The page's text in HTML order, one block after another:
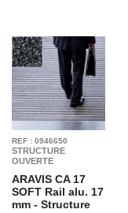
REF : 0946650
STRUCTURE
OUVERTE
ARAVIS CA 17
SOFT Rail alu. 17
mm - Structure